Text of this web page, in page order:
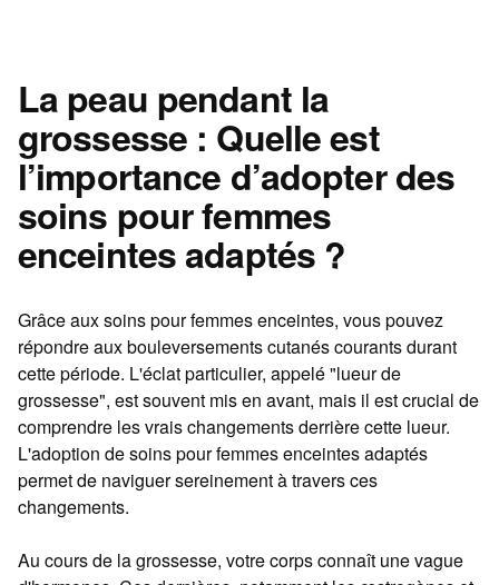
La peau pendant la
grossesse : Quelle est
l’importance d’adopter des
soins pour femmes
enceintes adaptés ?
Grâce auxsoins pour femmes enceintes, vous pouvez
répondre aux bouleversements cutanés courants durant
cette période. L'éclat particulier, appelé "lueur de
grossesse", est souvent mis en avant, mais il est crucial de
comprendre les vrais changements derrière cette lueur.
L'adoption desoins pour femmes enceintesadaptés
permet de naviguer sereinement à travers ces
changements.
Au cours de la grossesse, votre corps connaît une vague